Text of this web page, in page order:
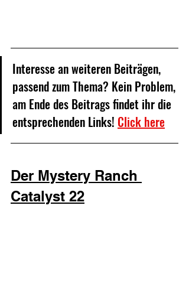
Interesse an weiteren Beiträgen,
passend zum Thema? Kein Problem,
am Ende des Beitrags findet ihr die
entsprechenden Links! Click here
Der Mystery Ranch
Catalyst 22